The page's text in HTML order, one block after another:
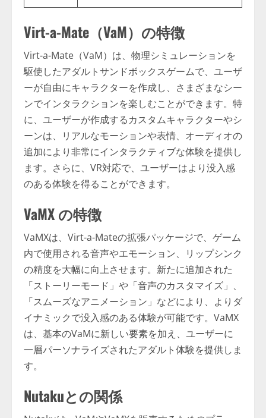
Virt-a-Mate（VaM）の特徴
Virt-a-Mate（VaM）は、物理シミュレーションを
駆使したアダルトサンドボックスゲームで、ユーザ
ーが自由にキャラクターを作成し、さまざまなシー
ンでインタラクションを楽しむことができます。特
に、ユーザーが作成するカスタムキャラクターやシ
ーンは、リアルなモーションや表情、オーディオの
追加により非常にインタラクティブな体験を提供し
ます。さらに、VR対応で、ユーザーはより没入感
のある体験を得ることができます。
VaMX の特徴
VaMXは、Virt-a-Mateの拡張パッケージで、ゲーム
内で使用される音声やエモーション、リップシンク
の精度を大幅に向上させます。新たに追加された
「ストーリーモード」や「音声のカスタマイズ」、
「スムーズなアニメーション」などにより、よりダ
イナミックで没入感のある体験が可能です。VaMX
は、基本のVaMに新しい要素を加え、ユーザーに
一層パーソナライズされたアダルト体験を提供しま
す。
Nutakuとの関係